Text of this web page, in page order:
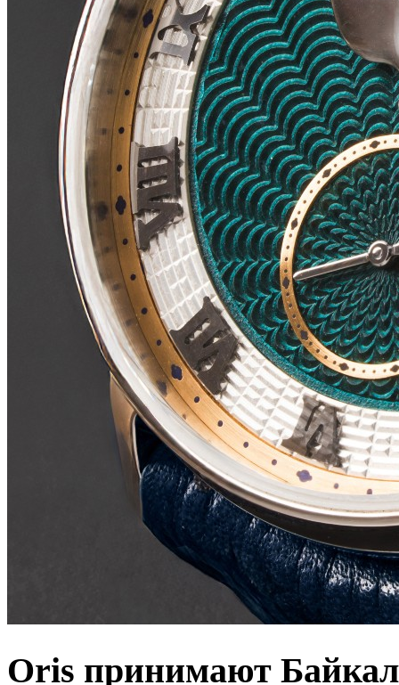
Oris принимают